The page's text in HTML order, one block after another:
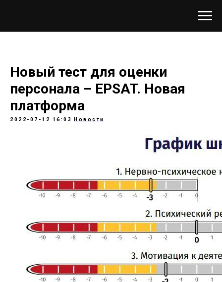
Новый тест для оценки
персонала – EPSAT. Новая
платформа
2022-07-12 16:03 Новости